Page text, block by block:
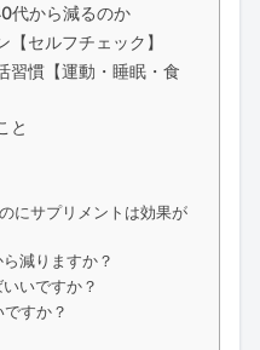
代から減るのか
セルフチェック】
習慣【運動・睡眠・食
と
にサプリメントは効果が
減りますか？
いですか？
すか？